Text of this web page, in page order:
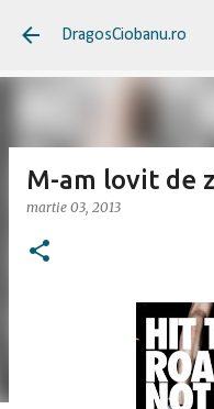
Treceți la
DragosCiobanu.ro
M-am lovit de
martie 03, 2013